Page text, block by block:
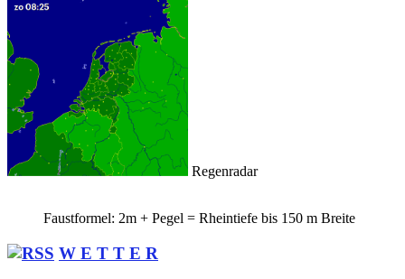
Regenradar
Faustformel: 2m + Pegel = Rheintiefe bis 150 m Breite
W E T T E R